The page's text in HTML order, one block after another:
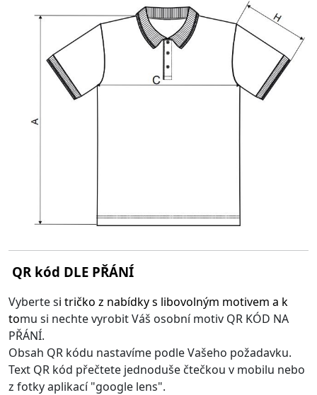
QR kód DLE PŘÁNÍ
Vyberte si tričko z nabídky s libovolným motivem a k
tomu si nechte vyrobit Váš osobní motiv QR KÓD NA
PŘÁNÍ.
Obsah QR kódu nastavíme podle Vašeho požadavku.
Text QR kód přečtete jednoduše čtečkou v mobilu nebo
z fotky aplikací "google lens".